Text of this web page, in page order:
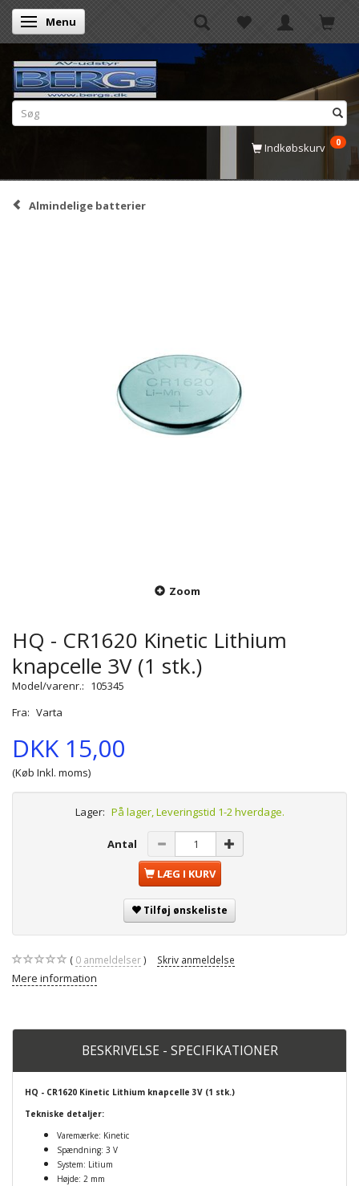
Skifte navigation
Menu
Indkøbskurv 0
Almindelige batterier
Zoom
HQ - CR1620 Kinetic Lithium
knapcelle 3V (1 stk.)
Model/varenr.: 105345
Fra: Varta
DKK 15,00
(Køb Inkl. moms)
Lager: På lager, Leveringstid 1-2 hverdage.
Antal
LÆG I KURV
Tilføj ønskeliste
0 anmeldelser Skriv anmeldelse
Mere information
BESKRIVELSE - SPECIFIKATIONER
HQ - CR1620 Kinetic Lithium knapcelle 3V (1 stk.)
Tekniske detaljer:
Varemærke: Kinetic
Spændning: 3 V
System: Litium
Højde: 2 mm